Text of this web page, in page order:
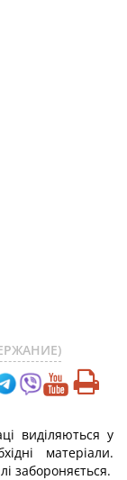
виділяються у
матеріали.
забороняється.